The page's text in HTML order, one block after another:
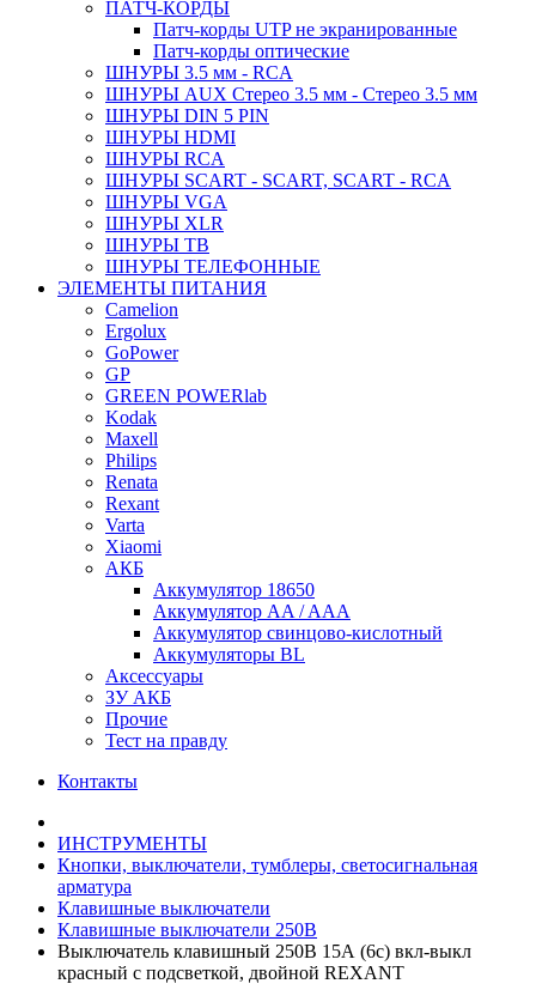
ПАТЧ-КОРДЫ
Патч-корды UTP не экранированные
Патч-корды оптические
ШНУРЫ 3.5 мм - RCA
ШНУРЫ AUX Стерео 3.5 мм - Стерео 3.5 мм
ШНУРЫ DIN 5 PIN
ШНУРЫ HDMI
ШНУРЫ RCA
ШНУРЫ SCART - SCART, SCART - RCA
ШНУРЫ VGA
ШНУРЫ XLR
ШНУРЫ ТВ
ШНУРЫ ТЕЛЕФОННЫЕ
ЭЛЕМЕНТЫ ПИТАНИЯ
Camelion
Ergolux
GoPower
GP
GREEN POWERlab
Kodak
Maxell
Philips
Renata
Rexant
Varta
Xiaomi
АКБ
Аккумулятор 18650
Аккумулятор AA / AAA
Аккумулятор свинцово-кислотный
Аккумуляторы BL
Аксессуары
ЗУ АКБ
Прочие
Тест на правду
Контакты
ИНСТРУМЕНТЫ
Кнопки, выключатели, тумблеры, светосигнальная
арматура
Клавишные выключатели
Клавишные выключатели 250В
Выключатель клавишный 250В 15А (6с) вкл-выкл
красный с подсветкой, двойной REXANT